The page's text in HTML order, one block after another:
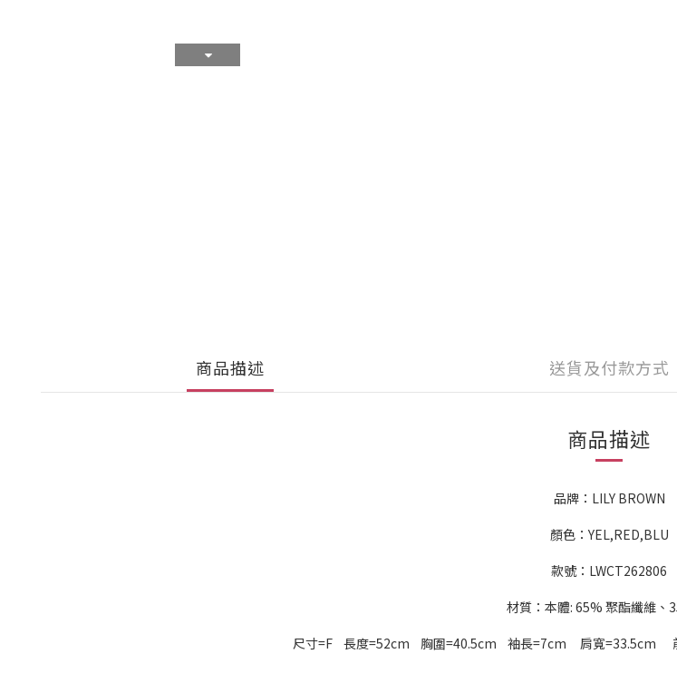
商品描述 送貨及付款方式
商品描述
品牌：LILY BROWN
顏色：YEL,RED,BLU
款號：LWCT262806
材質：本體: 65% 聚酯纖維、
尺寸=F 長度=52cm 胸圍=40.5cm 袖長=7cm 肩寬=33.5cm